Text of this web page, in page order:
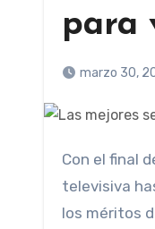
para
marzo 30,
Con el final del primer trimestre del año, volvemos a la vista para repasar lo más destacado en la ficción
televisiva
los méritos